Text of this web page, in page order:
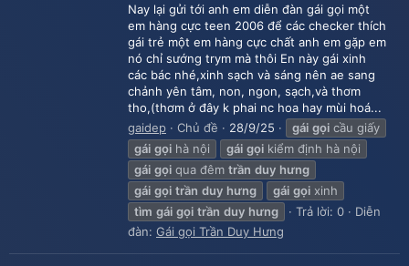
Nay lại gửi tới anh em diễn đàn gái gọi một
em hàng cực teen 2006 để các checker thích
gái trẻ một em hàng cực chất anh em gặp em
nó chỉ sướng trym mà thôi En này gái xinh
các bác nhé,xinh sạch và sáng nên ae sang
chảnh yên tâm, non, ngon, sạch,và thơm
tho,(thơm ở đây k phai nc hoa hay mùi hoá...
gaidep
Chủ đề 28/9/25 gái gọi cầu giấy
gái gọi hà nội gái gọi kiểm định hà nội
gái gọi qua đêm trần duy hưng
gái gọi trần duy hưng gái gọi xinh
tìm gái gọi trần duy hưng Trả lời: 0
Diễn
đàn: Gái gọi Trần Duy Hưng